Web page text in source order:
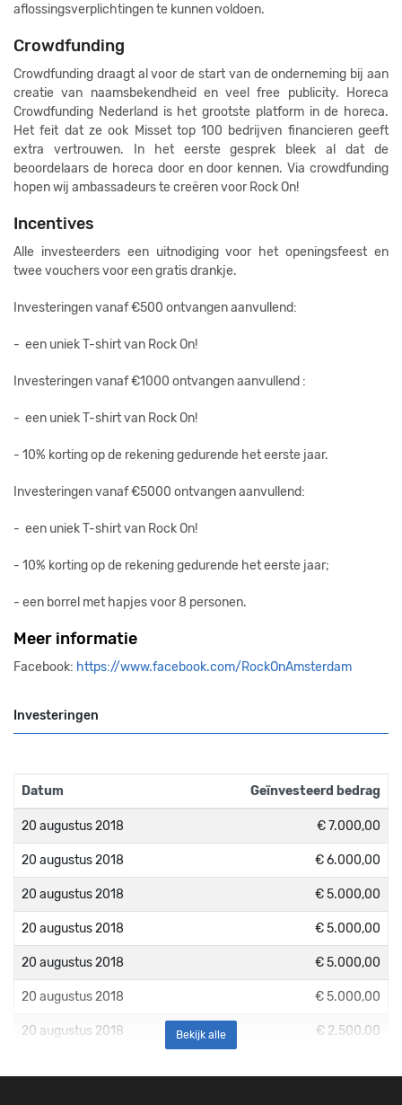
aflossingsverplichtingen te kunnen voldoen.
Crowdfunding
Crowdfunding draagt al voor de start van de onderneming bij aan
creatie van naamsbekendheid en veel free publicity. Horeca
Crowdfunding Nederland is het grootste platform in de horeca.
Het feit dat ze ook Misset top 100 bedrijven financieren geeft
extra vertrouwen. In het eerste gesprek bleek al dat de
beoordelaars de horeca door en door kennen. Via crowdfunding
hopen wij ambassadeurs te creëren voor Rock On!
Incentives
Alle investeerders een uitnodiging voor het openingsfeest en
twee vouchers voor een gratis drankje.
Investeringen vanaf €500 ontvangen aanvullend:
- een uniek T-shirt van Rock On!
Investeringen vanaf €1000 ontvangen aanvullend :
- een uniek T-shirt van Rock On!
- 10% korting op de rekening gedurende het eerste jaar.
Investeringen vanaf €5000 ontvangen aanvullend:
- een uniek T-shirt van Rock On!
- 10% korting op de rekening gedurende het eerste jaar;
- een borrel met hapjes voor 8 personen.
Meer informatie
Facebook: https://www.facebook.com/RockOnAmsterdam
Investeringen
Datum Geïnvesteerd bedrag
20 augustus 2018 € 7.000,00
20 augustus 2018 € 6.000,00
20 augustus 2018 € 5.000,00
20 augustus 2018 € 5.000,00
20 augustus 2018 € 5.000,00
20 augustus 2018 € 5.000,00
20 augustus 2018 € 2.500,00
Bekijk alle